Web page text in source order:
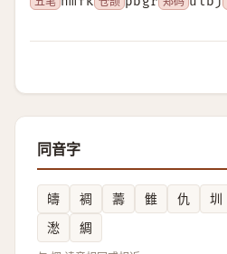
同音字
㿧 裯 薵 雔 仇 圳
㵞
綢